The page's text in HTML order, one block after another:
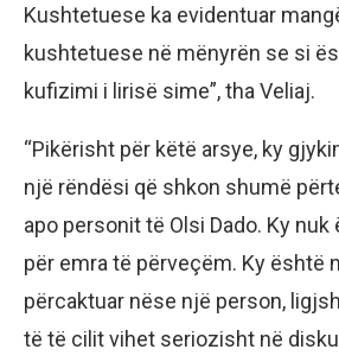
Kushtetuese ka evidentuar
kushtetuese në mënyrën se si
kufizimi i lirisë sime”, tha Veliaj.
“Pikërisht për këtë arsye, ky
një rëndësi që shkon shumë
apo personit të Olsi Dado. Ky
për emra të përveçëm. Ky është
përcaktuar nëse një person,
të të cilit vihet seriozisht në